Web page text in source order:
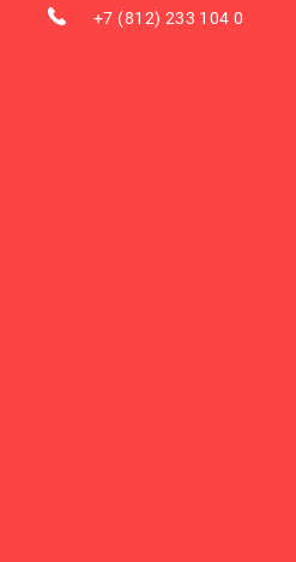
+7 (812) 233 104 0